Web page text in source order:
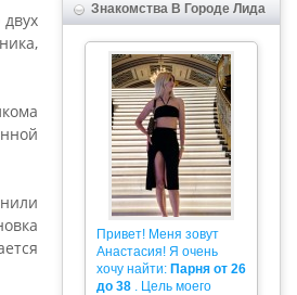
Знакомства В Городе Лида
Привет! Меня зовут
Анастасия! Я очень
хочу найти: Парня от 26
до 38 . Цель моего